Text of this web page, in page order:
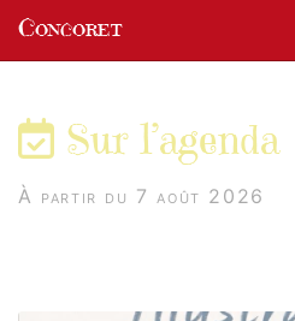
Concoret
Sur l’agenda
À partir du 7 août 2026
Panneau de gestion des cookies